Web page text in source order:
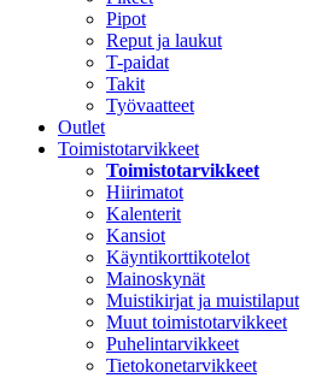
Pipot
Reput ja laukut
T-paidat
Takit
Työvaatteet
Outlet
Toimistotarvikkeet
Toimistotarvikkeet
Hiirimatot
Kalenterit
Kansiot
Käyntikorttikotelot
Mainoskynät
Muistikirjat ja muistilaput
Muut toimistotarvikkeet
Puhelintarvikkeet
Tietokonetarvikkeet